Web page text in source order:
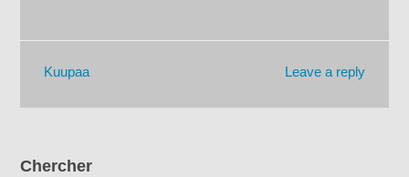
Leave a reply
Kuupaa
Chercher